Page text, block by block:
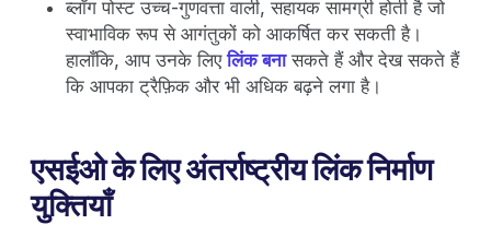
ब्लॉग पोस्ट उच्च-गुणवत्ता वाली, सहायक सामग्री होती है जो
स्वाभाविक रूप से आगंतुकों को आकर्षित कर सकती है।
हालाँकि, आप उनके लिएलिंक बनासकते हैं और देख सकते हैं
कि आपका ट्रैफ़िक और भी अधिक बढ़ने लगा है।
एसईओ के लिए अंतर्राष्ट्रीय लिंक निर्माण
युक्तियाँ